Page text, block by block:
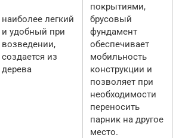
наиболее легкий
и удобный при
возведении,
создается из
дерева
покрытиями,
брусовый
фундамент
обеспечивает
мобильность
конструкции и
позволяет при
необходимости
переносить
парник на другое
место.